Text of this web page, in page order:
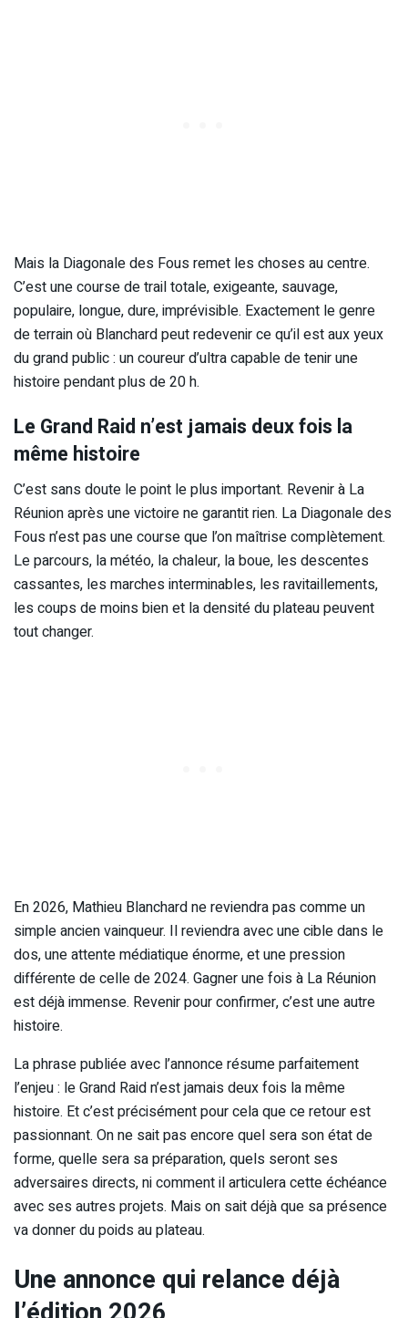
Mais la Diagonale des Fous remet les choses au centre.
C’est une course de trail totale, exigeante, sauvage,
populaire, longue, dure, imprévisible. Exactement le genre
de terrain où Blanchard peut redevenir ce qu’il est aux yeux
du grand public : un coureur d’ultra capable de tenir une
histoire pendant plus de 20 h.
Le Grand Raid n’est jamais deux fois la
même histoire
C’est sans doute le point le plus important. Revenir à La
Réunion après une victoire ne garantit rien. La Diagonale des
Fous n’est pas une course que l’on maîtrise complètement.
Le parcours, la météo, la chaleur, la boue, les descentes
cassantes, les marches interminables, les ravitaillements,
les coups de moins bien et la densité du plateau peuvent
tout changer.
En 2026, Mathieu Blanchard ne reviendra pas comme un
simple ancien vainqueur. Il reviendra avec une cible dans le
dos, une attente médiatique énorme, et une pression
différente de celle de 2024. Gagner une fois à La Réunion
est déjà immense. Revenir pour confirmer, c’est une autre
histoire.
La phrase publiée avec l’annonce résume parfaitement
l’enjeu : le Grand Raid n’est jamais deux fois la même
histoire. Et c’est précisément pour cela que ce retour est
passionnant. On ne sait pas encore quel sera son état de
forme, quelle sera sa préparation, quels seront ses
adversaires directs, ni comment il articulera cette échéance
avec ses autres projets. Mais on sait déjà que sa présence
va donner du poids au plateau.
Une annonce qui relance déjà